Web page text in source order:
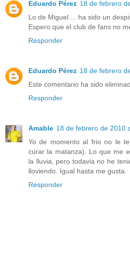
Eduardo Pérez 18 de febrero
Lo de Miguel ... ha sido un
Espero que el club de fans no
Responder
Eduardo Pérez 18 de febrero
Este comentario ha sido
Responder
Amable 18 de febrero de 2010
Yo de momento al frio no le
curar la matanza). Lo que me
la lluvia, pero todavia no he
lloviendo. Igual hasta me gusta
Responder